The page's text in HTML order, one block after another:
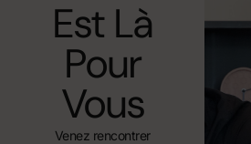
Est Là
Pour
Vous
Venez rencontrer